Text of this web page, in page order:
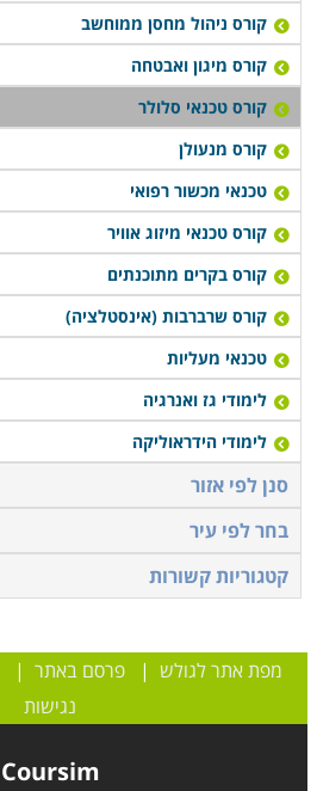
קורס ניהול מחסן ממוחשב
קורס מיגון ואבטחה
קורס טכנאי סלולר
קורס מנעולן
טכנאי מכשור רפואי
קורס טכנאי מיזוג אוויר
קורס בקרים מתוכנתים
קורס שרברבות (אינסטלציה)
טכנאי מעליות
לימודי גז ואנרגיה
לימודי הידראוליקה
סנן לפי אזור
בחר לפי עיר
קטגוריות קשורות
מפת אתר לגולש |פרסם באתר |
נגישות
Coursim